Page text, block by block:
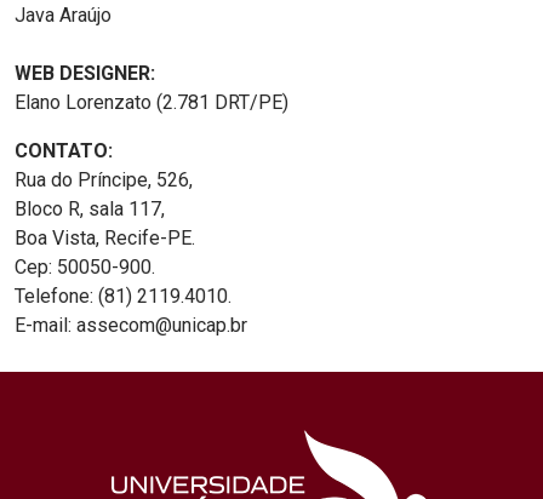
Java Araújo
WEB DESIGNER:
Elano Lorenzato (2.781 DRT/PE)
CONTATO:
Rua do Príncipe, 526,
Bloco R, sala 117,
Boa Vista, Recife-PE.
Cep: 50050-900.
Telefone: (81) 2119.4010.
E-mail: assecom@unicap.br